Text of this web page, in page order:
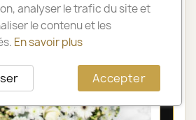
analyser le trafic du site et
le contenu et les
En savoir plus
Accepter